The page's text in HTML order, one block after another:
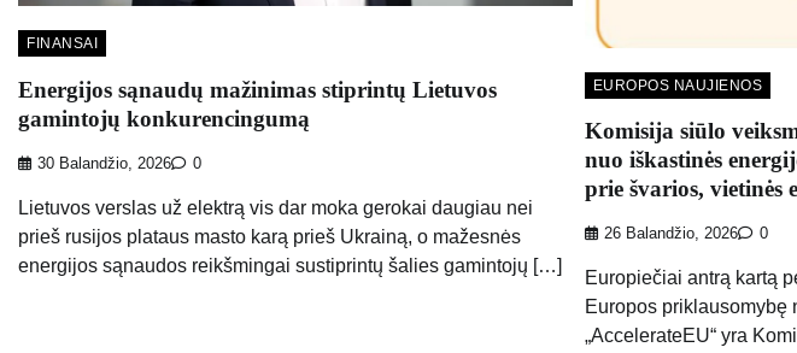
FINANSAI
Energijos sąnaudų mažinimas stiprintų Lietuvos
gamintojų konkurencingumą
30 Balandžio, 2026 0
Lietuvos verslas už elektrą vis dar moka gerokai daugiau nei
prieš rusijos plataus masto karą prieš Ukrainą, o mažesnės
energijos sąnaudos reikšmingai sustiprintų šalies gamintojų […]
EUROPOS NAUJIENOS
Komisija siūlo
nuo iškastinės
prie švarios, vietinės
26 Balandžio, 2026 0
Europiečiai antrą kartą
Europos priklausomybę
„AccelerateEU“ yra